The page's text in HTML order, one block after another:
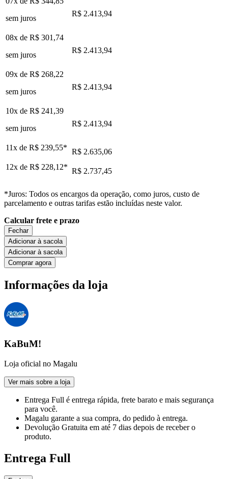
sem juros
R$ 2.413,94
08x de R$ 301,74
sem juros
R$ 2.413,94
09x de R$ 268,22
sem juros
R$ 2.413,94
10x de R$ 241,39
sem juros
R$ 2.413,94
11x de R$ 239,55* R$ 2.635,06
12x de R$ 228,12* R$ 2.737,45
*Juros: Todos os encargos da operação, como juros, custo de
parcelamento e outras tarifas estão incluídas neste valor.
Calcular frete e prazo
Fechar
Adicionar à sacola
Adicionar à sacola
Comprar agora
Informações da loja
KaBuM!
Loja oficial no Magalu
Ver mais sobre a loja
Entrega Full é entrega rápida, frete barato e mais segurança
para você.
Magalu garante a sua compra, do pedido à entrega.
Devolução Gratuita em até 7 dias depois de receber o
produto.
Entrega Full